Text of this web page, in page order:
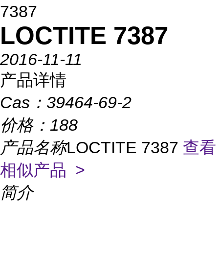
7387
LOCTITE 7387
2016-11-11
产品详情
Cas： 39464-69-2
价格： 188
产品名称LOCTITE 7387 查看
相似产品 >
简介